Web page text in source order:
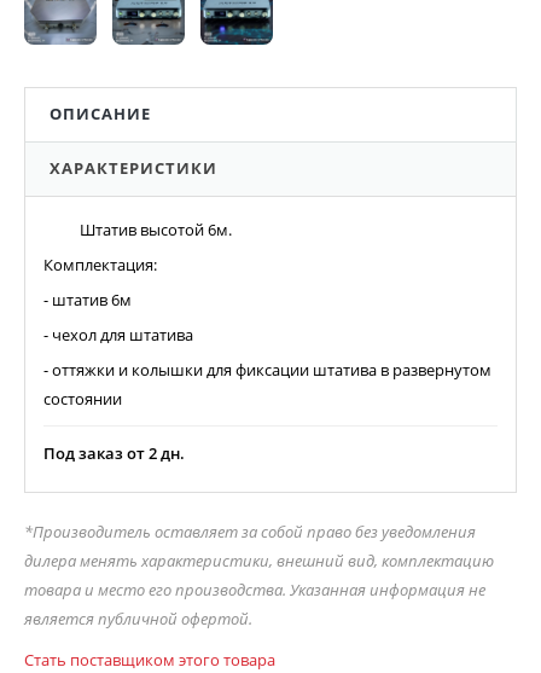
ОПИСАНИЕ
ХАРАКТЕРИСТИКИ
Штатив высотой 6м.
Комплектация:
- штатив 6м
- чехол для штатива
- оттяжки и колышки для фиксации штатива в развернутом
состоянии
Под заказ от 2 дн.
*Производитель оставляет за собой право без уведомления
дилера менять характеристики, внешний вид, комплектацию
товара и место его производства. Указанная информация не
является публичной офертой.
Стать поставщиком этого товара